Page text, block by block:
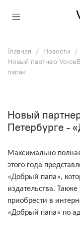
Главная
Новости
Новый партнер
папа»
Новый
Петербурге -
Максимально
этого года
«Добрый папа»,
издательства.
приобрести в
«Добрый папа» по